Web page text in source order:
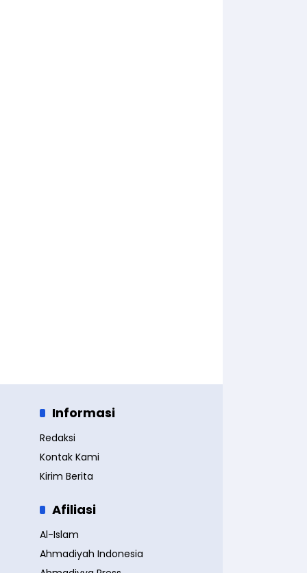
Informasi
Redaksi
Kontak Kami
Kirim Berita
Afiliasi
Al-Islam
Ahmadiyah Indonesia